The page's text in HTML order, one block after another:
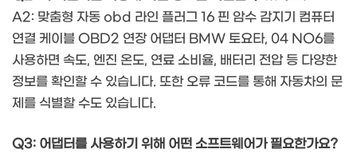
A2: 맞춤형 자동 obd 라인 플러그 16 핀 암수 감지기 컴퓨터
연결 케이블 OBD2 연장 어댑터 BMW 토요타, 04 NO6를
사용하면 속도, 엔진 온도, 연료 소비율, 배터리 전압 등 다양한
정보를 확인할 수 있습니다. 또한 오류 코드를 통해 자동차의 문
제를 식별할 수도 있습니다.
Q3: 어댑터를 사용하기 위해 어떤 소프트웨어가 필요한가요?